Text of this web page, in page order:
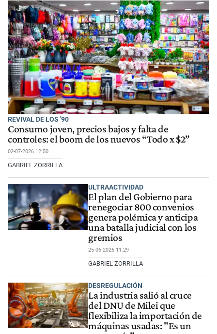
REVIVAL DE LOS '90
Consumo joven, precios bajos y falta de
controles: el boom de los nuevos “Todo x $2”
02-07-2026 12:50
GABRIEL ZORRILLA
ULTRAACTIVIDAD
El plan del Gobierno para
renegociar 800 convenios
genera polémica y anticipa
una batalla judicial con los
gremios
25-06-2026 11:29
GABRIEL ZORRILLA
DESREGULACIÓN
La industria salió al cruce
del DNU de Milei que
flexibiliza la importación de
máquinas usadas: "Es un